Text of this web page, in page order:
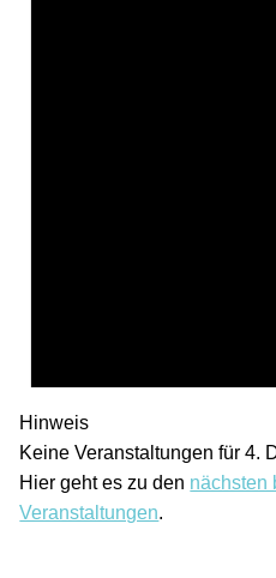
Hinweis
Keine Veranstaltungen für 4.
Hier geht es zu den nächsten
Veranstaltungen.